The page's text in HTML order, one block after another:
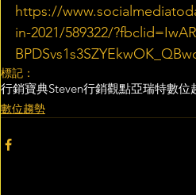
https://
in-2021/589322/
標記：
行銷寶典Steven行銷觀點亞瑞特數位
數位趨勢